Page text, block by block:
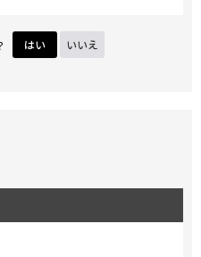
はい いいえ